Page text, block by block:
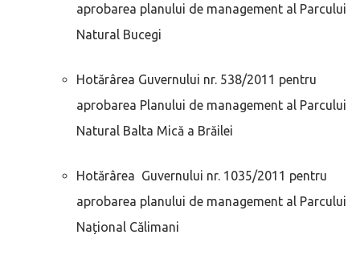
aprobarea planului de management al Parcului
Natural Bucegi
Hotărârea Guvernului nr. 538/2011 pentru
aprobarea Planului de management al Parcului
Natural Balta Mică a Brăilei
Hotărârea Guvernului nr. 1035/2011 pentru
aprobarea planului de management al Parcului
Național Călimani